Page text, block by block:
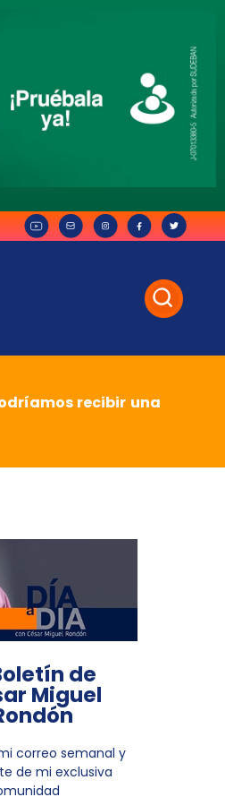
recibir una
de
Miguel
correo semanal y
de mi exclusiva